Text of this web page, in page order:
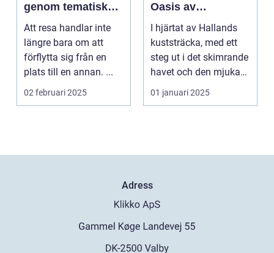
genom tematiska
upplevelser
Att resa handlar inte
längre bara om att
förflytta sig från en
plats till en annan. ...
02 februari 2025
Oasis av
Möjligheter
I hjärtat av Hallands
kuststräcka, med ett
steg ut i det skimrande
havet och den mjuka
san...
01 januari 2025
Adress